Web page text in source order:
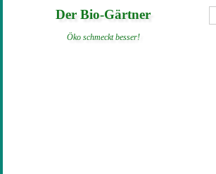
Der Bio-Gärtner
Öko schmeckt besser!